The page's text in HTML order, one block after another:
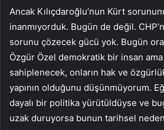
Ancak Kılıçdaroğlu’nun Kürt
inanmıyorduk. Bugün de değil.
sorunu çözecek gücü yok. Bugün
Özgür Özel demokratik bir insan ama
sahiplenecek, onların hak ve
yapının olduğunu düşünmüyorum.
dayalı bir politika yürütüldüyse ve
uzak duruyorsa bunun tarihsel